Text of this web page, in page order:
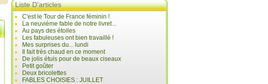
Liste D'articles
C'est le Tour de France féminin !
La neuvième fable de notre livret...
Au pays des étoiles
Les fabuleuses ont bien travaillé !
Mes surprises du... lundi
Il fait très chaud en ce moment
De jolis étuis pour de beaux ciseaux
Petit goûter
Deux bricolettes
FABLES CHOISIES : JUILLET